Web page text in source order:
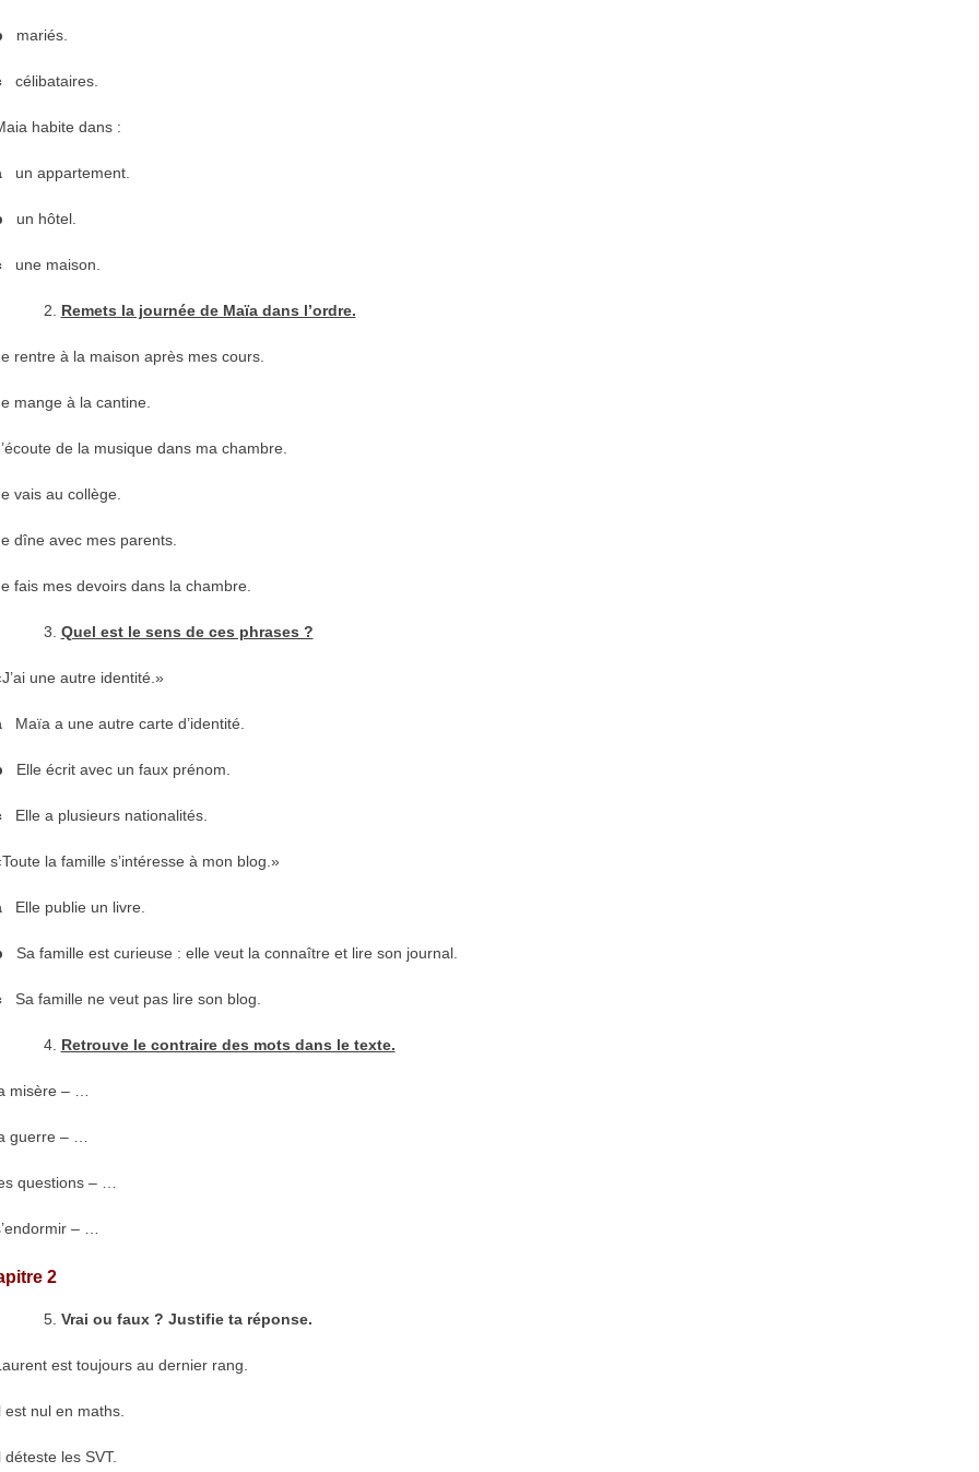
mariés.
célibataires.
habite dans :
un appartement.
un hôtel.
une maison.
Remets la journée de Maïa dans l’ordre.
rentre à la maison après mes cours.
mange à la cantine.
de la musique dans ma chambre.
vais au collège.
avec mes parents.
fais mes devoirs dans la chambre.
Quel est le sens de ces phrases ?
une autre identité.»
Maïa a une autre carte d’identité.
Elle écrit avec un faux prénom.
Elle a plusieurs nationalités.
la famille s’intéresse à mon blog.»
Elle publie un livre.
Sa famille est curieuse : elle veut la connaître et lire son journal.
Sa famille ne veut pas lire son blog.
Retrouve le contraire des mots dans le texte.
misère – …
guerre – …
questions – …
– …
2
Vrai ou faux ? Justifie ta réponse.
est toujours au dernier rang.
est nul en maths.
les SVT.